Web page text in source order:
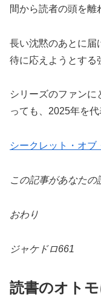
間から読者の頭を離
長い沈黙のあとに届
待に応えようとする
シリーズのファンに
っても、2025年を
シークレット・オ
この記事があなたの
おわり
ジャケドロ661
読書のオト